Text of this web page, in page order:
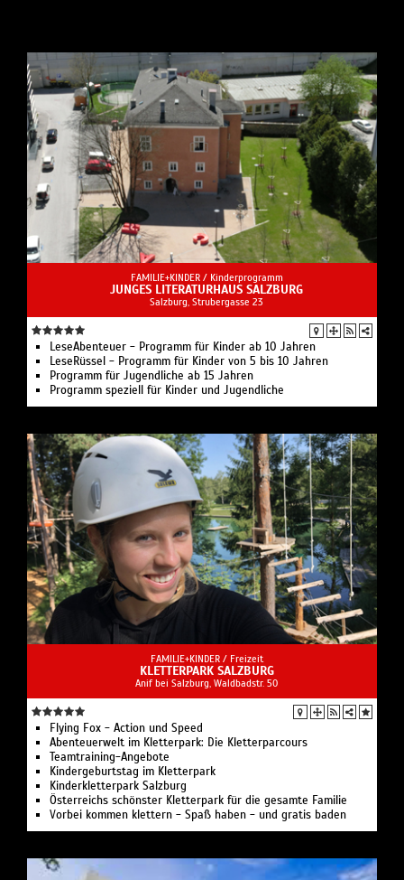
FAMILIE+KINDER / Kinderprogramm
JUNGES LITERATURHAUS SALZBURG
Salzburg, Strubergasse 23
LeseAbenteuer - Programm für Kinder ab 10 Jahren
LeseRüssel - Programm für Kinder von 5 bis 10 Jahren
Programm für Jugendliche ab 15 Jahren
Programm speziell für Kinder und Jugendliche
FAMILIE+KINDER / Freizeit
KLETTERPARK SALZBURG
Anif bei Salzburg, Waldbadstr. 50
Flying Fox - Action und Speed
Abenteuerwelt im Kletterpark: Die Kletterparcours
Teamtraining-Angebote
Kindergeburtstag im Kletterpark
Kinderkletterpark Salzburg
Österreichs schönster Kletterpark für die gesamte Familie
Vorbei kommen klettern - Spaß haben - und gratis baden